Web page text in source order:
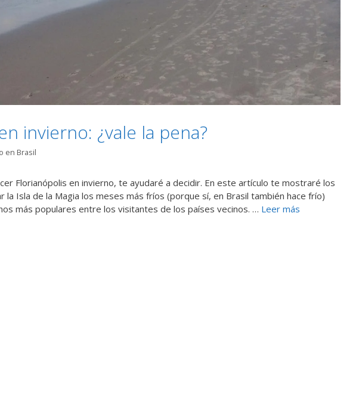
invierno: ¿vale la pena?
en Brasil
Florianópolis en invierno, te ayudaré a decidir. En este artículo te mostraré los
la Isla de la Magia los meses más fríos (porque sí, en Brasil también hace frío)
más populares entre los visitantes de los países vecinos. … Leer más